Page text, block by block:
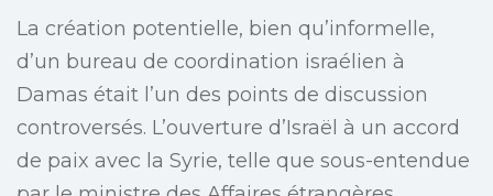
La création potentielle, bien qu’informelle,
d’un bureau de coordination israélien à
Damas était l’un des points de discussion
controversés. L’ouverture d’Israël à un accord
de paix avec la Syrie, telle que sous-entendue